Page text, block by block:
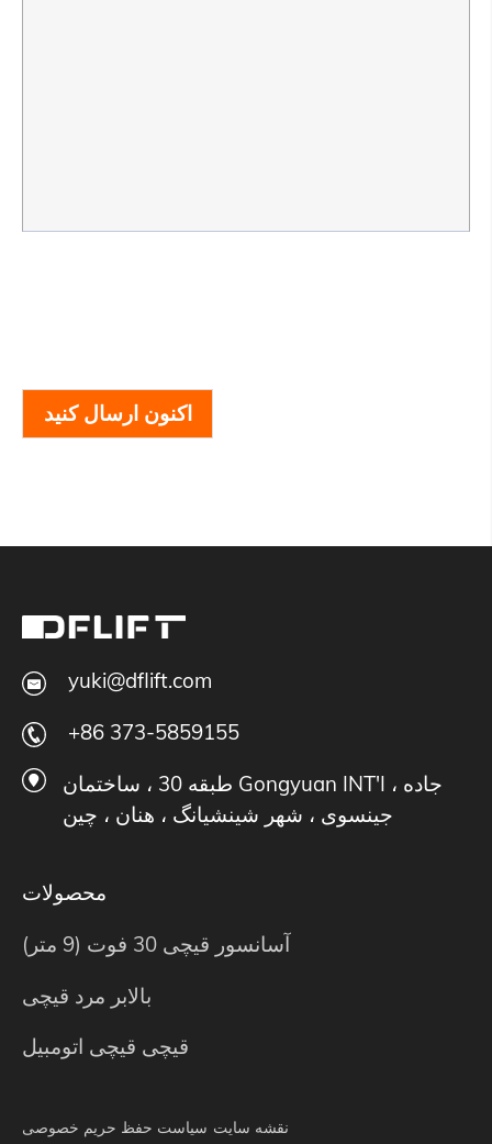
اکنون ارسال کنید
yuki@dflift.com
+86 373-5859155
طبقه 30 ، ساختمان Gongyuan INT'I ، جاده
جینسوی ، شهر شینشیانگ ، هنان ، چین
محصولات
آسانسور قیچی 30 فوت (9 متر)
بالابر مرد قیچی
قیچی قیچی اتومبیل
نقشه سایت سیاست حفظ حریم خصوصی